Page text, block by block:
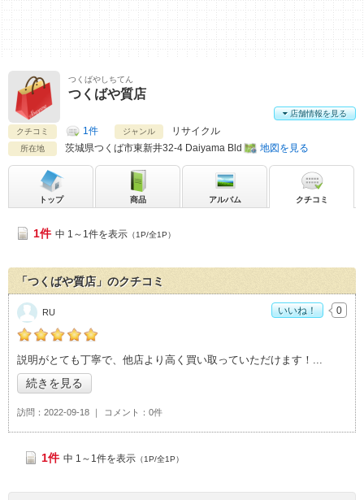
つくばやしちてん
つくばや質店
クチコミ 1件 ジャンル リサイクル
所在地 茨城県つくば市東新井32-4 Daiyama Bld 地図を見る
店舗情報を見る
トップ 商品 アルバム クチコミ
1件 中 1～1件を表示 （1P/全1P）
「つくばや質店」のクチコミ
RUの「つくばや質店>」おすすめ度：5
説明がとても丁寧で、他店より高く買い取っていただけます！
続きを見る
訪問 2022-09-18 コメント 0件
RU いいね！ 0
1件 中 1～1件を表示 （1P/全1P）